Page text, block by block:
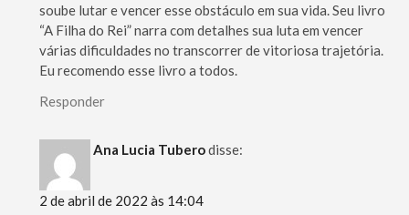
soube lutar e vencer esse obstáculo em sua vida. Seu livro
“A Filha do Rei” narra com detalhes sua luta em vencer
várias dificuldades no transcorrer de vitoriosa trajetória.
Eu recomendo esse livro a todos.
Responder
Ana Lucia Tuberodisse:
2 de abril de 2022 às 14:04